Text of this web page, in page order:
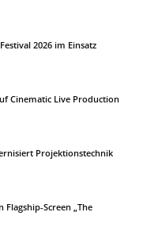
2026 im Einsatz
Cinematic Live Production
Projektionstechnik
Screen „The